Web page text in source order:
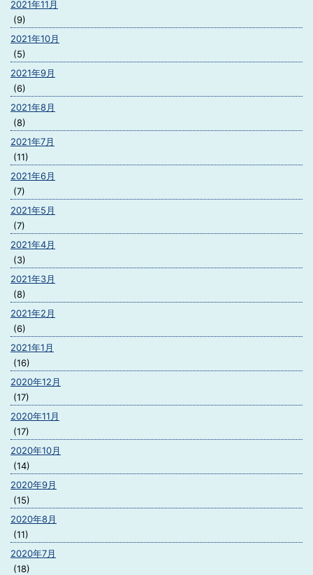
2021年11月
(9)
2021年10月
(5)
2021年9月
(6)
2021年8月
(8)
2021年7月
(11)
2021年6月
(7)
2021年5月
(7)
2021年4月
(3)
2021年3月
(8)
2021年2月
(6)
2021年1月
(16)
2020年12月
(17)
2020年11月
(17)
2020年10月
(14)
2020年9月
(15)
2020年8月
(11)
2020年7月
(18)